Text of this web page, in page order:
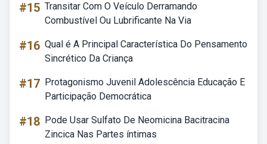
#15 Transitar Com O Veículo Derramando
Combustível Ou Lubrificante Na Via
#16 Qual é A Principal Característica Do Pensamento
Sincrético Da Criança
#17 Protagonismo Juvenil Adolescência Educação E
Participação Democrática
#18 Pode Usar Sulfato De Neomicina Bacitracina
Zincica Nas Partes íntimas